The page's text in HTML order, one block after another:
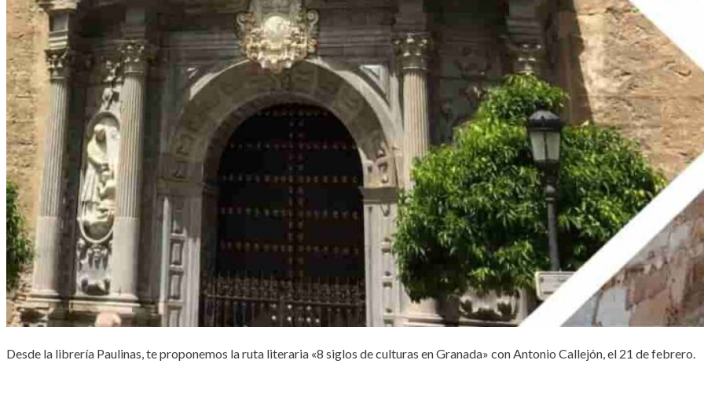
Desde la librería Paulinas, te proponemos la ruta literaria «8 siglos de culturas en Granada» con Antonio Callejón, el 21 de febrero.